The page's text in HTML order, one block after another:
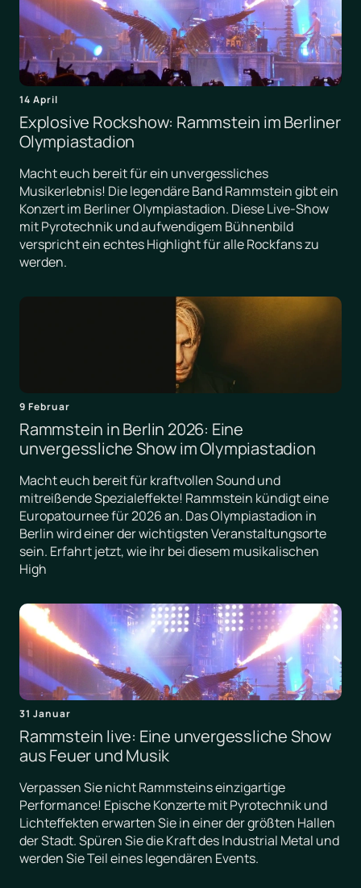
14 April
Explosive Rockshow: Rammstein im Berliner
Olympiastadion
Macht euch bereit für ein unvergessliches
Musikerlebnis! Die legendäre Band Rammstein gibt ein
Konzert im Berliner Olympiastadion. Diese Live-Show
mit Pyrotechnik und aufwendigem Bühnenbild
verspricht ein echtes Highlight für alle Rockfans zu
werden.
9 Februar
Rammstein in Berlin 2026: Eine
unvergessliche Show im Olympiastadion
Macht euch bereit für kraftvollen Sound und
mitreißende Spezialeffekte! Rammstein kündigt eine
Europatournee für 2026 an. Das Olympiastadion in
Berlin wird einer der wichtigsten Veranstaltungsorte
sein. Erfahrt jetzt, wie ihr bei diesem musikalischen
High
31 Januar
Rammstein live: Eine unvergessliche Show
aus Feuer und Musik
Verpassen Sie nicht Rammsteins einzigartige
Performance! Epische Konzerte mit Pyrotechnik und
Lichteffekten erwarten Sie in einer der größten Hallen
der Stadt. Spüren Sie die Kraft des Industrial Metal und
werden Sie Teil eines legendären Events.